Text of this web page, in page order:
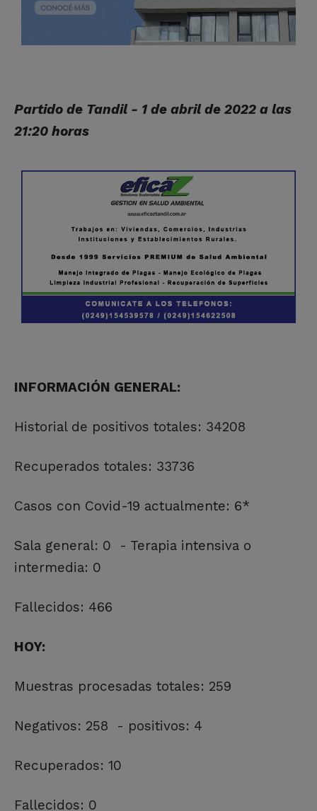
Partido de Tandil - 1 de abril de 2022 a las
21:20 horas
INFORMACIÓN GENERAL:
Historial de positivos totales: 34208
Recuperados totales: 33736
Casos con Covid-19 actualmente: 6*
Sala general: 0 - Terapia intensiva o
intermedia: 0
Fallecidos: 466
HOY:
Muestras procesadas totales: 259
Negativos: 258 - positivos: 4
Recuperados: 10
Fallecidos: 0